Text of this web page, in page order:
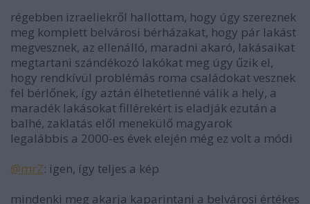
régebben izraeliekről hallottam, hogy úgy szereznek
meg komplett belvárosi bérházakat, hogy pár lakást
megvesznek, az ellenálló, maradni akaró, lakásaikat
megtartani szándékozó lakókat meg úgy űzik el,
hogy rendkívül problémás roma családokat vesznek
fel bérlőnek, így aztán élhetetlenné válik a hely, a
maradék lakásokat fillérekért is eladják ezután a
balhé, zaklatás elől menekülő magyarok
legalábbis a 2000-es évek elején még ez volt a módi
@mrZ: igen, így teljes a kép
mindenki meg akarja kaparintani a belvárosi értékes